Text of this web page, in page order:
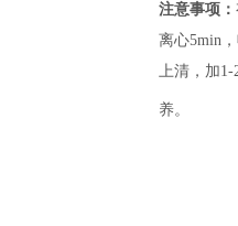
注意事项：
离心5min，
上清，加1-
养。